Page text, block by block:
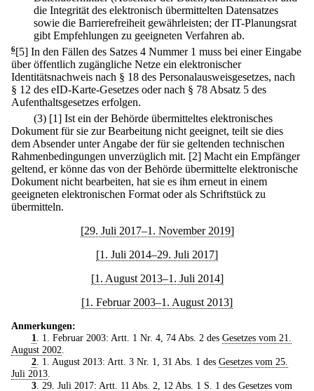
die Integrität des elektronisch übermittelten Datensatzes
sowie die Barrierefreiheit gewährleisten; der IT-Planungsrat
gibt Empfehlungen zu geeigneten Verfahren ab.
6[5] In den Fällen des Satzes 4 Nummer 1 muss bei einer Eingabe
über öffentlich zugängliche Netze ein elektronischer
Identitätsnachweis nach § 18 des Personalausweisgesetzes, nach
§ 12 des eID-Karte-Gesetzes oder nach § 78 Absatz 5 des
Aufenthaltsgesetzes erfolgen.
(3) [1] Ist ein der Behörde übermitteltes elektronisches
Dokument für sie zur Bearbeitung nicht geeignet, teilt sie dies
dem Absender unter Angabe der für sie geltenden technischen
Rahmenbedingungen unverzüglich mit. [2] Macht ein Empfänger
geltend, er könne das von der Behörde übermittelte elektronische
Dokument nicht bearbeiten, hat sie es ihm erneut in einem
geeigneten elektronischen Format oder als Schriftstück zu
übermitteln.
[29. Juli 2017–1. November 2019]
[1. Juli 2014–29. Juli 2017]
[1. August 2013–1. Juli 2014]
[1. Februar 2003–1. August 2013]
Anmerkungen:
1. 1. Februar 2003: Artt. 1 Nr. 4, 74 Abs. 2 des Gesetzes vom 21.
August 2002.
2. 1. August 2013: Artt. 3 Nr. 1, 31 Abs. 1 des Gesetzes vom 25.
Juli 2013.
3. 29. Juli 2017: Artt. 11 Abs. 2, 12 Abs. 1 S. 1 des Gesetzes vom